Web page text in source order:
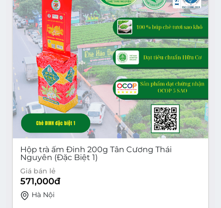
Hộp trà ấm Đinh 200g Tân Cương Thái
Nguyên (Đặc Biệt 1)
Giá bán lẻ
571,000đ
Hà Nội